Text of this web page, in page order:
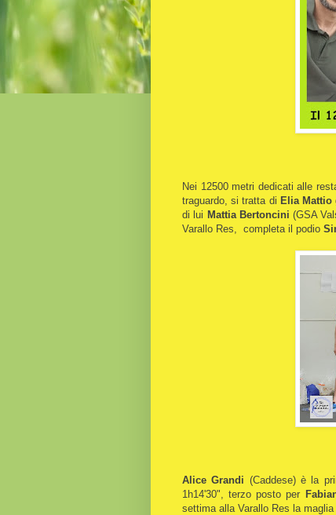
Nei 12500 metri dedicati alle
traguardo, si tratta di Elia Mattio
di lui Mattia Bertoncini (GSA
Varallo Res, completa il podio
Alice Grandi (Caddese) è la
1h14'30", terzo posto per
settima alla Varallo Res la